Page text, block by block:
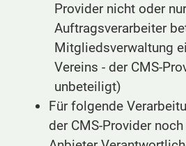
Provider nicht oder
Auftragsverarbeiter
Mitgliedsverwaltung
Vereins - der CMS-
unbeteiligt)
Für folgende
der CMS-Provider